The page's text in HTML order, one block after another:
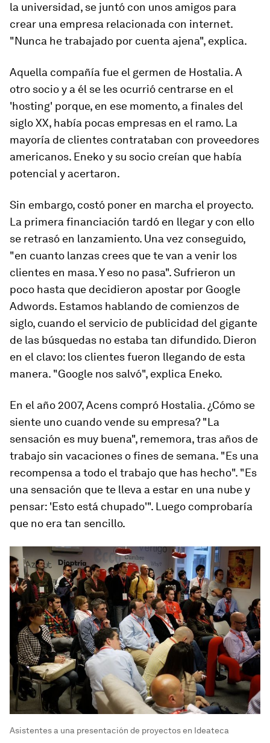
la universidad, se juntó con unos amigos para
crear una empresa relacionada con internet.
"Nunca he trabajado por cuenta ajena", explica.
Aquella compañía fue el germen de Hostalia. A
otro socio y a él se les ocurrió centrarse en el
'hosting' porque, en ese momento, a finales del
siglo XX, había pocas empresas en el ramo. La
mayoría de clientes contrataban con proveedores
americanos. Eneko y su socio creían que había
potencial y acertaron.
Sin embargo, costó poner en marcha el proyecto.
La primera financiación tardó en llegar y con ello
se retrasó en lanzamiento. Una vez conseguido,
"en cuanto lanzas crees que te van a venir los
clientes en masa. Y eso no pasa". Sufrieron un
poco hasta que decidieron apostar por Google
Adwords. Estamos hablando de comienzos de
siglo, cuando el servicio de publicidad del gigante
de las búsquedas no estaba tan difundido. Dieron
en el clavo: los clientes fueron llegando de esta
manera. "Google nos salvó", explica Eneko.
En el año 2007, Acens compró Hostalia. ¿Cómo se
siente uno cuando vende su empresa? "La
sensación es muy buena", rememora, tras años de
trabajo sin vacaciones o fines de semana. "Es una
recompensa a todo el trabajo que has hecho". "Es
una sensación que te lleva a estar en una nube y
pensar: 'Esto está chupado'". Luego comprobaría
que no era tan sencillo.
Asistentes a una presentación de proyectos en Ideateca